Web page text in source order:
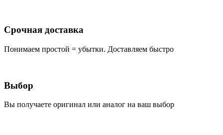
Срочная доставка
Понимаем простой = убытки. Доставляем быстро
Выбор
Вы получаете оригинал или аналог на ваш выбор